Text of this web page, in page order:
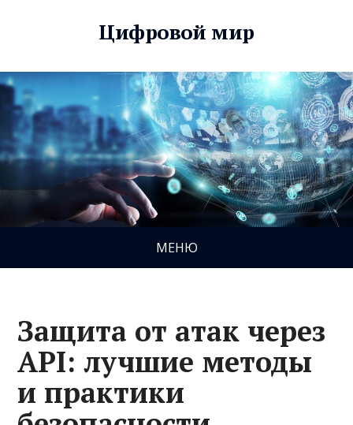
Цифровой мир
МЕНЮ
Защита от атак через
API: лучшие методы
и практики